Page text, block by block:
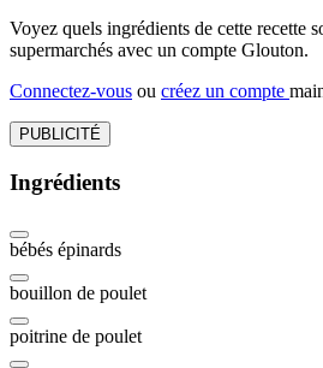
Voyez quels ingrédients de cette recette
supermarchés avec un compte Glouton.
Connectez-vous ou créez un compte
PUBLICITÉ
Ingrédients
bébés épinards
bouillon de poulet
poitrine de poulet